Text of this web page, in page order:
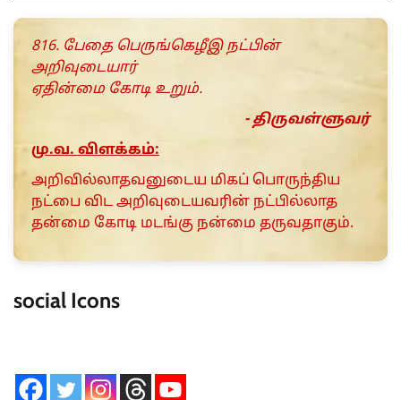
816. பேதை பெருங்கெழீஇ நட்பின்
அறிவுடையார்
ஏதின்மை கோடி உறும்.
- திருவள்ளுவர்
மு.வ. விளக்கம்:
அறிவில்லாதவனுடைய மிகப் பொருந்திய
நட்பை விட அறிவுடையவரின் நட்பில்லாத
தன்மை கோடி மடங்கு நன்மை தருவதாகும்.
social Icons